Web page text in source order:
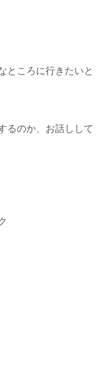
ところに行きたいと
るのか、お話しして